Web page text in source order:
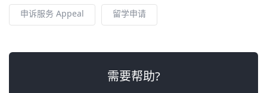
申诉服务 Appeal 留学申请
需要帮助?